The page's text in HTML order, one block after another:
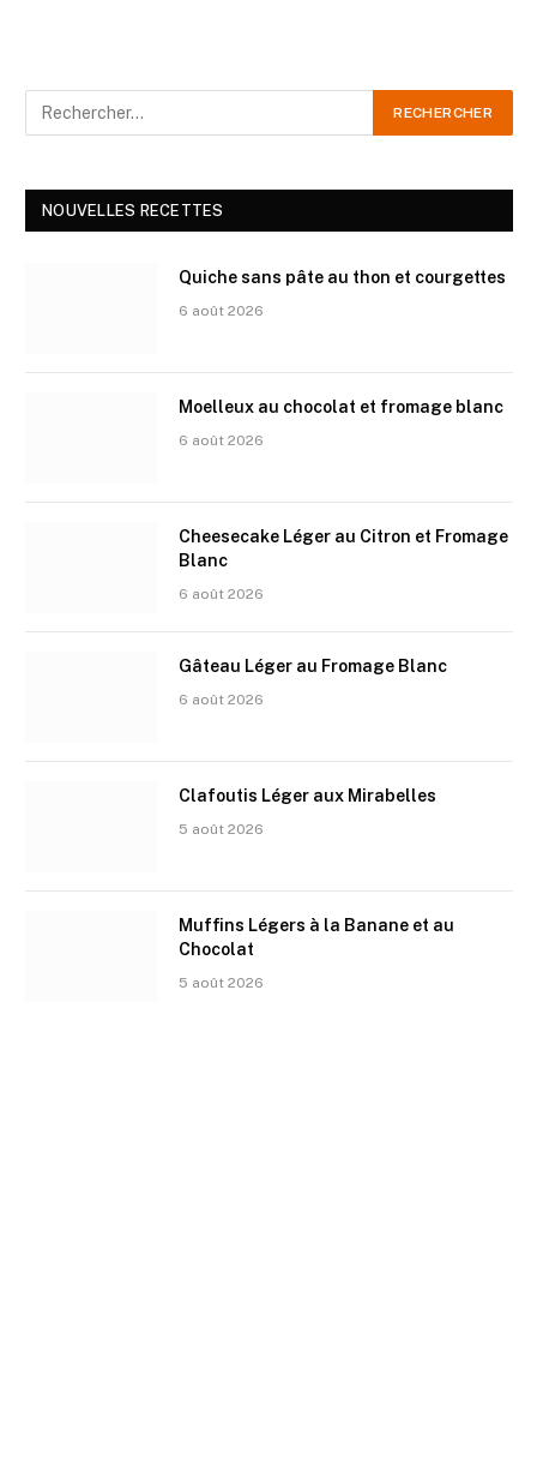
NOUVELLES RECETTES
Quiche sans pâte au thon et courgettes
6 août 2026
Moelleux au chocolat et fromage blanc
6 août 2026
Cheesecake Léger au Citron et Fromage
Blanc
6 août 2026
Gâteau Léger au Fromage Blanc
6 août 2026
Clafoutis Léger aux Mirabelles
5 août 2026
Muffins Légers à la Banane et au
Chocolat
5 août 2026